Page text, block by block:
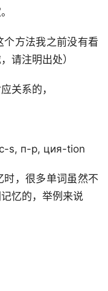
方法我之前没有看
请注明出处）
关系的，
s, п-p, ция-tion
，很多单词虽然不
忆的，举例来说